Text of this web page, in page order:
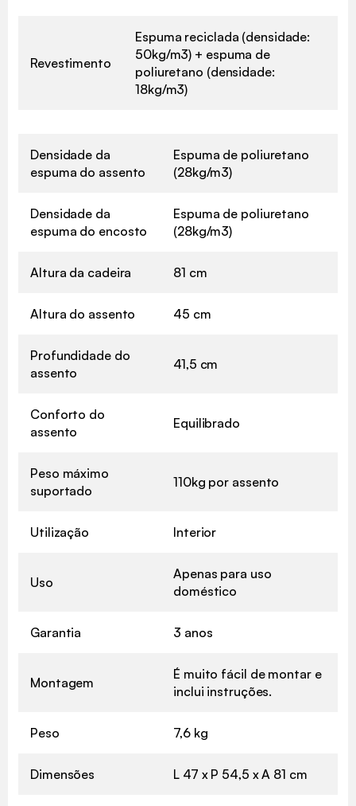
Revestimento
Espuma reciclada (densidade:
50kg/m3) + espuma de
poliuretano (densidade:
18kg/m3)
Densidade da
espuma do assento
Espuma de poliuretano
(28kg/m3)
Densidade da
espuma do encosto
Espuma de poliuretano
(28kg/m3)
Altura da cadeira 81 cm
Altura do assento 45 cm
Profundidade do
assento
41,5 cm
Conforto do
assento
Equilibrado
Peso máximo
suportado
110kg por assento
Utilização Interior
Uso
Apenas para uso
doméstico
Garantia 3 anos
Montagem
É muito fácil de montar e
inclui instruções.
Peso 7,6 kg
Dimensões L 47 x P 54,5 x A 81 cm